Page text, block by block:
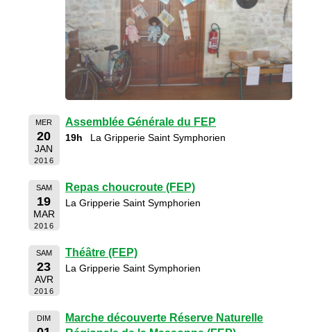
MER
20
JAN
2016
Assemblée Générale du FEP
19h La Gripperie Saint Symphorien
SAM
19
MAR
2016
Repas choucroute (FEP)
La Gripperie Saint Symphorien
SAM
23
AVR
2016
Théâtre (FEP)
La Gripperie Saint Symphorien
DIM
Marche découverte Réserve Naturelle